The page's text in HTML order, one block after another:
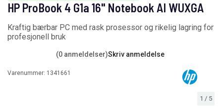
1 / 5
HP ProBook 4 G1a 16" Notebook AI WUXGA
Kraftig bærbar PC med rask prosessor og rikelig lagring for
profesjonell bruk
(0 anmeldelser)Skriv anmeldelse
Varenummer: 1341661